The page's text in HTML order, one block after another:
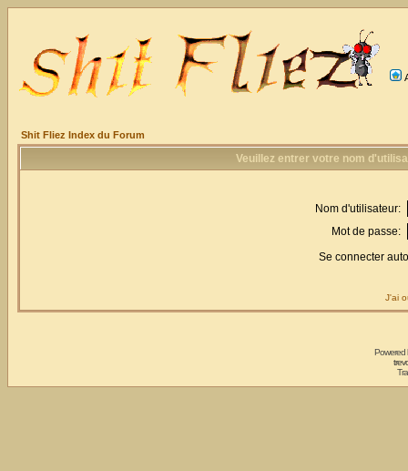
Shit Fliez Index du Forum
Veuillez entrer votre nom
Nom d'utilisateur:
Mot de passe:
Se connecter
J'ai
Powered